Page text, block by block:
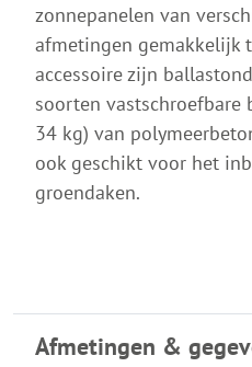
zonnepanelen van
afmetingen gemakkelijk
accessoire zijn
soorten
34 kg) van
ook geschikt voor het
groendaken.
Afmetingen &